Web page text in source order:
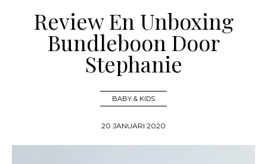
Review En Unboxing
Bundleboon Door
Stephanie
BABY & KIDS
20 JANUARI 2020